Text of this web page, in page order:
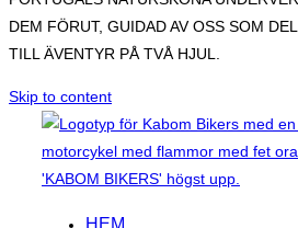
DEM FÖRUT, GUIDAD AV OSS SOM
TILL ÄVENTYR PÅ TVÅ HJUL.
Skip to content
HEM